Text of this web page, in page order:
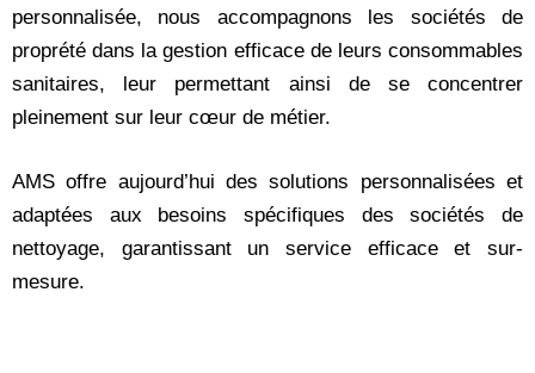
personnalisée, nous accompagnons les sociétés de
proprété dans la gestion efficace de leurs consommables
sanitaires, leur permettant ainsi de se concentrer
pleinement sur leur cœur de métier.
AMS offre aujourd’hui des solutions personnalisées et
adaptées aux besoins spécifiques des sociétés de
nettoyage, garantissant un service efficace et sur-
mesure.